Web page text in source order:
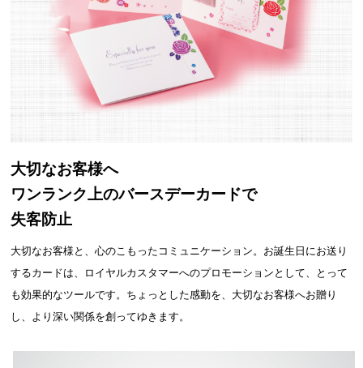
大切なお客様へ
ワンランク上のバースデーカードで
失客防止
大切なお客様と、心のこもったコミュニケーション。お誕生日にお送り
するカードは、ロイヤルカスタマーへのプロモーションとして、とって
も効果的なツールです。ちょっとした感動を、大切なお客様へお贈り
し、より深い関係を創ってゆきます。